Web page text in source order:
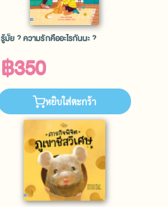
รู้มั๊ย ? ความรักคืออะไรกันนะ ?
฿350
หยิบใส่ตะกร้า